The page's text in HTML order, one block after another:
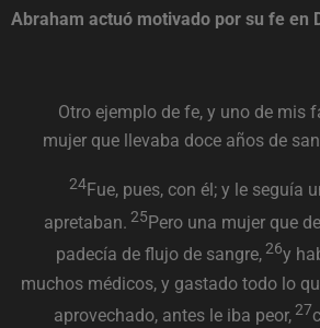
Abraham actuó motivado por su fe en
Otro ejemplo de fe, y uno de mis
mujer que llevaba doce años de
24Fue, pues, con él; y le seguía
apretaban. 25Pero una mujer que
padecía de flujo de sangre,26y
muchos médicos, y gastado todo lo
aprovechado, antes le iba peor,27